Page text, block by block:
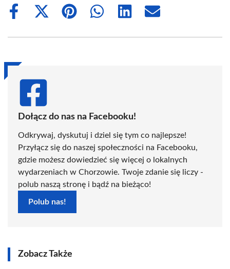
Share
Share
(Twitter)
Share
Share
Share
Share
Dołącz do nas na Facebooku!
Odkrywaj, dyskutuj i dziel się tym co najlepsze!
Przyłącz się do naszej społeczności na Facebooku,
gdzie możesz dowiedzieć się więcej o lokalnych
wydarzeniach w Chorzowie. Twoje zdanie się liczy -
polub naszą stronę i bądź na bieżąco!
Polub nas!
Zobacz Także